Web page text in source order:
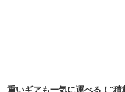
重いギアも一気に運べる！“積